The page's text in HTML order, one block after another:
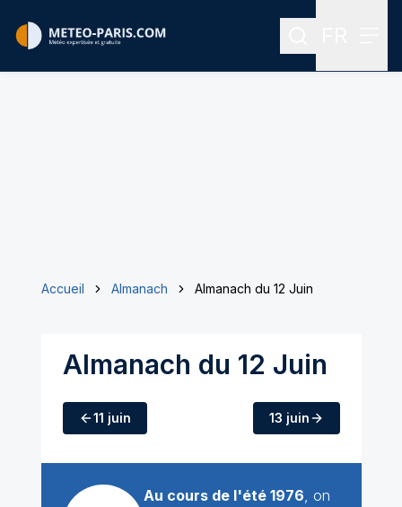
Rechercher
Accueil Almanach Almanach du 12 Juin
Almanach du 12 Juin
11 juin 13 juin
Au cours de l'été 1976, on